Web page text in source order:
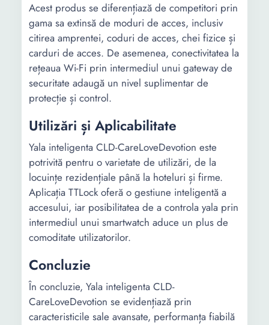
Acest produs se diferențiază de competitori prin
gama sa extinsă de moduri de acces, inclusiv
citirea amprentei, coduri de acces, chei fizice și
carduri de acces. De asemenea, conectivitatea la
rețeaua Wi-Fi prin intermediul unui gateway de
securitate adaugă un nivel suplimentar de
protecție și control.
Utilizări și Aplicabilitate
Yala inteligenta CLD-CareLoveDevotion este
potrivită pentru o varietate de utilizări, de la
locuințe rezidențiale până la hoteluri și firme.
Aplicația TTLock oferă o gestiune inteligentă a
accesului, iar posibilitatea de a controla yala prin
intermediul unui smartwatch aduce un plus de
comoditate utilizatorilor.
Concluzie
În concluzie, Yala inteligenta CLD-
CareLoveDevotion se evidențiază prin
caracteristicile sale avansate, performanța fiabilă